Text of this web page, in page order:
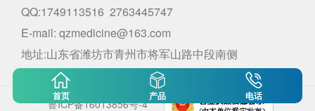
QQ:1749113516 2763445747
E-mail: qzmedicine@163.com
地址:山东省潍坊市青州市将军山路中段南侧
鲁ICP备16013856号-4
首页 产品 电话